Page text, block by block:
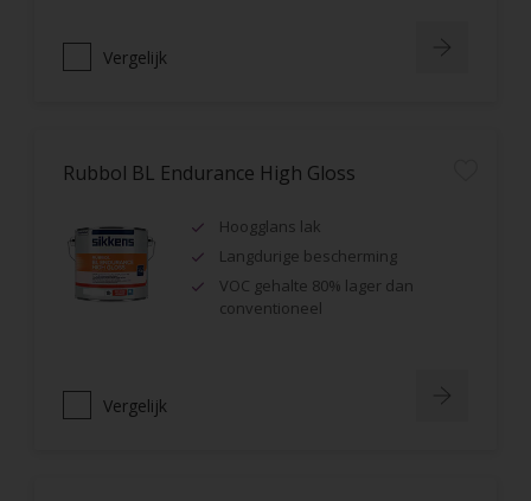
Vergelijk
Rubbol BL Endurance High Gloss
Hoogglans lak
Langdurige bescherming
VOC gehalte 80% lager dan
conventioneel
Vergelijk